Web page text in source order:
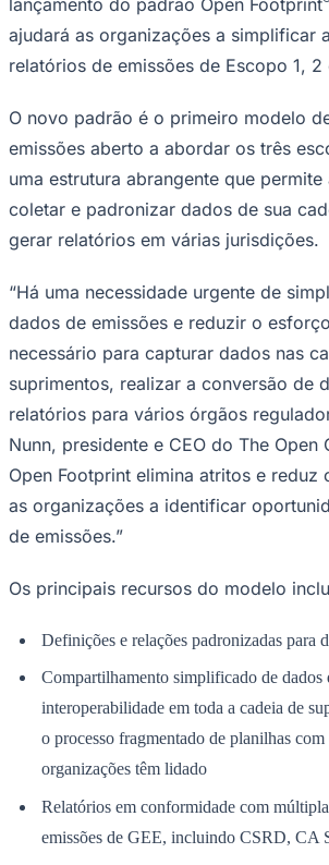
Newsletter Bom Dia Barueri
Entretenimento
Resultados das Loterias
Esportes ao Vivo
Clima e Previsão do Tempo
Vagas de Emprego
Publicidade Anuncie Aqui
Geral Seguir 3min de leitura
The Open Group lança o
Footprint®, Edição 1.0,
gestão de emissões de Escopo
Redação Jornal de Barueri
02 de junho de 2026 às 15:57
The Open Group, organização de
independente de fornecedores,
lançamento do padrão Open Footprint
ajudará as organizações a simplificar
relatórios de emissões de Escopo 1, 2
O novo padrão é o primeiro modelo de
uma estrutura abrangente que permite
coletar e padronizar dados de sua
gerar relatórios em várias jurisdições.
“Há uma necessidade urgente de
dados de emissões e reduzir o esforço
necessário para capturar dados nas